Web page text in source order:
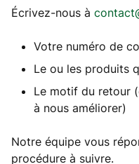
Écrivez-nous à
Votre numéro de
Le ou les produits
Le motif du retour
à nous améliorer)
Notre équipe vous
procédure à suivre.